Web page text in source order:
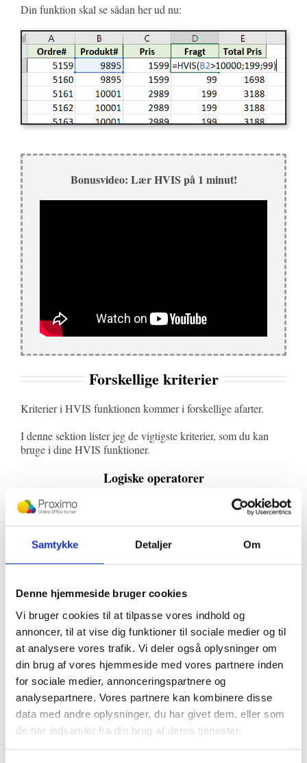
Samtykke Detaljer Om
Denne hjemmeside bruger cookies
Vi bruger cookies til at tilpasse vores indhold og
annoncer, til at vise dig funktioner til sociale medier og til
at analysere vores trafik. Vi deler også oplysninger om
din brug af vores hjemmeside med vores partnere inden
for sociale medier, annonceringspartnere og
analysepartnere. Vores partnere kan kombinere disse
data med andre oplysninger, du har givet dem, eller som
de har indsamlet fra din brug af deres tjenester.
Din funktion skal se sådan her ud nu:
Bonusvideo: Lær HVIS på 1 minut!
Forskellige kriterier
Kriterier i HVIS funktionen kommer i forskellige afarter.
I denne sektion lister jeg de vigtigste kriterier, som du kan
bruge i dine HVIS funktioner.
Logiske operatorer
Excel har det der i matematikkens verden kaldes “logiske
operatorer”, som hjælper dig med at lave forskellige kriterier i
Dem bruger du når du skriver dit kriterie i det første argument
Tidligere brugte du kriteriet B2>10000 for at angive, at
værdien i celle B2 er større end 10.000, så…
Her er de forskellige logiske operatorer og hvad de gør:
A>B | Hvis A er større end B, så…
A=B | Hvis A er større end eller lig med B, så…
A<=B | Hvis A er mindre end eller lig med B, så…
A=B | Hvis A er lig med B, så…